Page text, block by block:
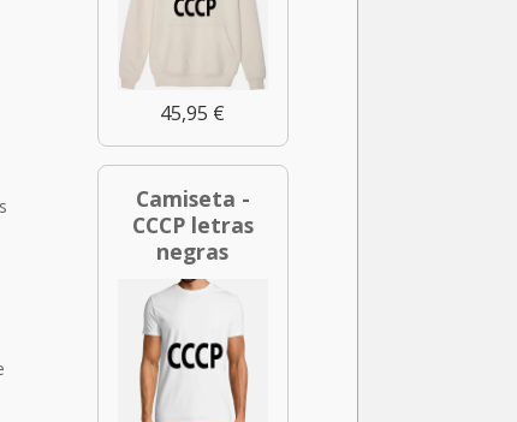
45,95 €
Camiseta -
CCCP letras
negras